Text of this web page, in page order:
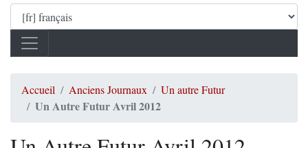
Accueil Anciens Journaux Un autre Futur
Un Autre Futur Avril 2012